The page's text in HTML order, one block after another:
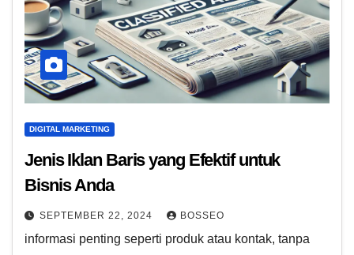
DIGITAL MARKETING
Jenis Iklan Baris yang Efektif untuk
Bisnis Anda
SEPTEMBER 22, 2024 BOSSEO
informasi penting seperti produk atau kontak, tanpa